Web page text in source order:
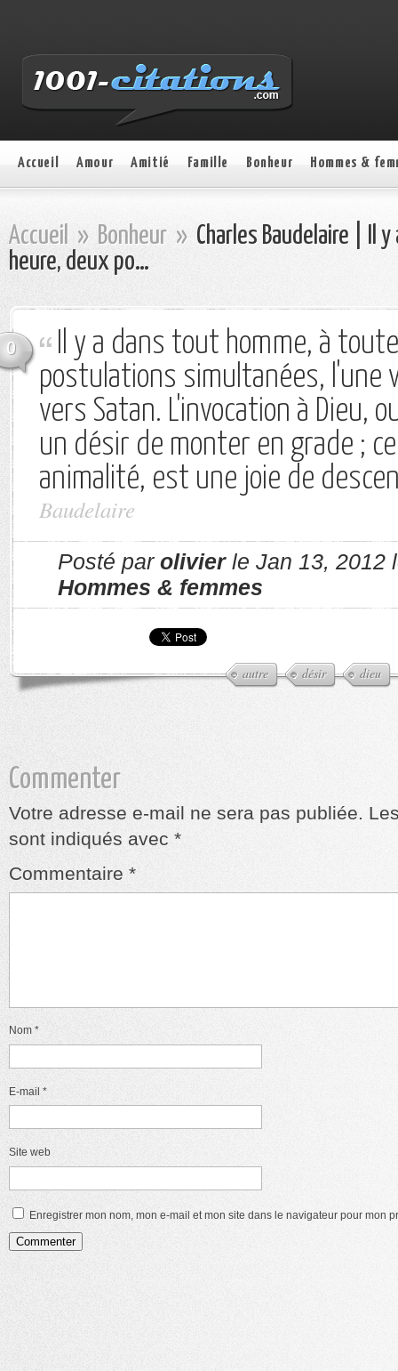
Accueil Amour Amitié Famille Bonheur Hommes &
Accueil » Bonheur » Charles Baudelaire | Il
heure, deux po…
0
Il y a dans tout homme, à
postulations simultanées, l'une
vers Satan. L'invocation à Dieu,
un désir de monter en grade ;
animalité, est une joie de
Baudelaire
Posté par olivierle Jan 13, 2012
Hommes & femmes
autre désir dieu
Commenter
Votre adresse e-mail ne sera pas publiée.
sont indiqués avec *
Commentaire *
Nom *
E-mail *
Site web
Enregistrer mon nom, mon e-mail et mon site dans le navigateur pour mon